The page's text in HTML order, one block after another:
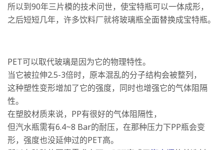
所以到90年三片模的技术问世，使宝特瓶可以一体成形，
之后短短几年，许多饮料厂就将玻璃瓶全面替换成宝特瓶。
PET可以取代玻璃是因为它的物理特性。
当它被拉伸2.5-3倍时，原本混乱的分子结构会被整列，
这种塑性变形增加了它的强度，同时也增强它的气体阻隔
性。
在塑胶材质来说，PP有很好的气体阻隔性，
但汽水瓶需有6.4~8 Bar的耐压，在那种压力下PP瓶会变
形，强度也没延伸过的PET高。